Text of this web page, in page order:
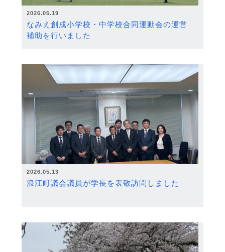
2026.05.19
なみえ創成小学校・中学校合同運動会の運営
補助を行いました
2026.05.13
浪江町議会議員が学長を表敬訪問しました